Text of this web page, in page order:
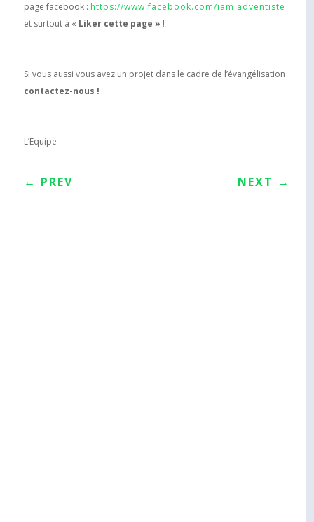
page facebook : https://www.facebook.com/iam.adventiste
et surtout à « Liker cette page » !
Si vous aussi vous avez un projet dans le cadre de l’évangélisation
contactez-nous !
L’Equipe
← PREV NEXT →